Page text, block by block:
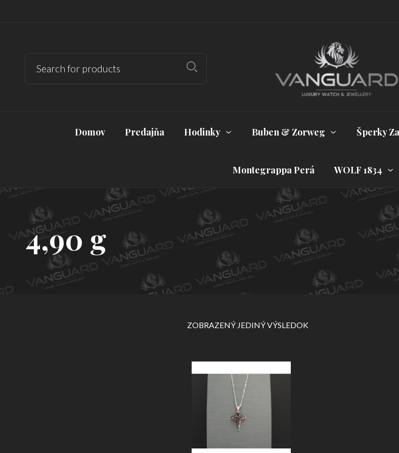
Domov Predajňa Hodinky Buben & Zorweg Šperky
Montegrappa Perá WOLF 1834
4,90 g
ZOBRAZENÝ JEDINÝ VÝSLEDOK